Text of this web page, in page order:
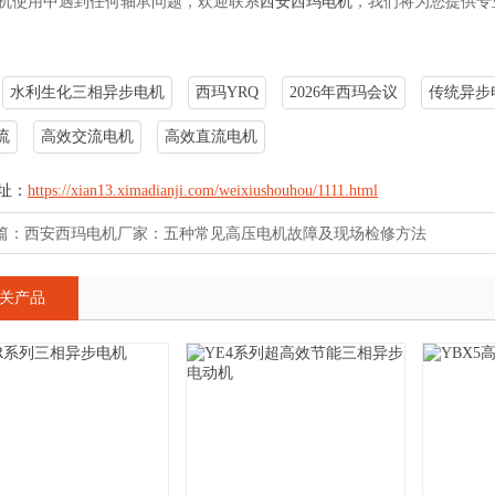
水利生化三相异步电机 西玛YRQ 2026年西玛会议 传统异步
高效交流电机 高效直流电机
： https://xian13.ximadianji.com/weixiushouhou/1111.html
： 西安西玛电机厂家：五种常见高压电机故障及现场检修方法
产品